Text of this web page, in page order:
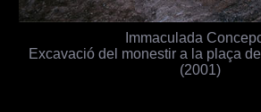
Immaculada
Excavació del monestir a la plaça
(2001)